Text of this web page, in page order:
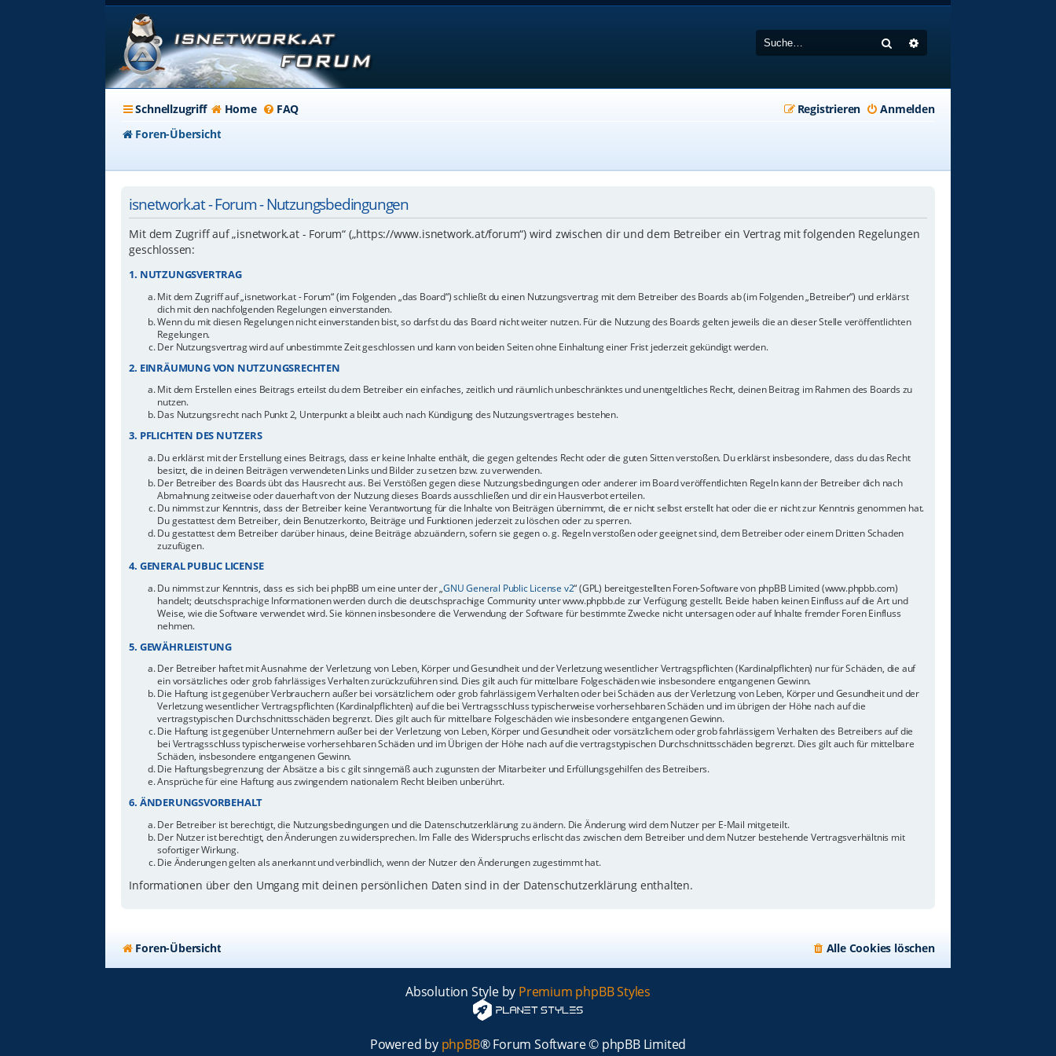
Suche
Schnellzugriff Home FAQ Anmelden
Registrieren
Foren-Übersicht
isnetwork.at - Forum - Nutzungsbedingungen
Mit dem Zugriff auf „isnetwork.at - Forum“ („https://www.isnetwork.at/forum“) wird zwischen dir und dem Betreiber ein Vertrag mit folgenden Regelungen
geschlossen:
1. NUTZUNGSVERTRAG
Mit dem Zugriff auf „isnetwork.at - Forum“ (im Folgenden „das Board“) schließt du einen Nutzungsvertrag mit dem Betreiber des Boards ab (im Folgenden „Betreiber“) und erklärst
dich mit den nachfolgenden Regelungen einverstanden.
Wenn du mit diesen Regelungen nicht einverstanden bist, so darfst du das Board nicht weiter nutzen. Für die Nutzung des Boards gelten jeweils die an dieser Stelle veröffentlichten
Regelungen.
Der Nutzungsvertrag wird auf unbestimmte Zeit geschlossen und kann von beiden Seiten ohne Einhaltung einer Frist jederzeit gekündigt werden.
2. EINRÄUMUNG VON NUTZUNGSRECHTEN
Mit dem Erstellen eines Beitrags erteilst du dem Betreiber ein einfaches, zeitlich und räumlich unbeschränktes und unentgeltliches Recht, deinen Beitrag im Rahmen des Boards zu
nutzen.
Das Nutzungsrecht nach Punkt 2, Unterpunkt a bleibt auch nach Kündigung des Nutzungsvertrages bestehen.
3. PFLICHTEN DES NUTZERS
Du erklärst mit der Erstellung eines Beitrags, dass er keine Inhalte enthält, die gegen geltendes Recht oder die guten Sitten verstoßen. Du erklärst insbesondere, dass du das Recht
besitzt, die in deinen Beiträgen verwendeten Links und Bilder zu setzen bzw. zu verwenden.
Der Betreiber des Boards übt das Hausrecht aus. Bei Verstößen gegen diese Nutzungsbedingungen oder anderer im Board veröffentlichten Regeln kann der Betreiber dich nach
Abmahnung zeitweise oder dauerhaft von der Nutzung dieses Boards ausschließen und dir ein Hausverbot erteilen.
Du nimmst zur Kenntnis, dass der Betreiber keine Verantwortung für die Inhalte von Beiträgen übernimmt, die er nicht selbst erstellt hat oder die er nicht zur Kenntnis genommen hat.
Du gestattest dem Betreiber, dein Benutzerkonto, Beiträge und Funktionen jederzeit zu löschen oder zu sperren.
Du gestattest dem Betreiber darüber hinaus, deine Beiträge abzuändern, sofern sie gegen o. g. Regeln verstoßen oder geeignet sind, dem Betreiber oder einem Dritten Schaden
zuzufügen.
4. GENERAL PUBLIC LICENSE
Du nimmst zur Kenntnis, dass es sich bei phpBB um eine unter der „GNU General Public License v2“ (GPL) bereitgestellten Foren-Software von phpBB Limited (www.phpbb.com)
handelt; deutschsprachige Informationen werden durch die deutschsprachige Community unter www.phpbb.de zur Verfügung gestellt. Beide haben keinen Einfluss auf die Art und
Weise, wie die Software verwendet wird. Sie können insbesondere die Verwendung der Software für bestimmte Zwecke nicht untersagen oder auf Inhalte fremder Foren Einfluss
nehmen.
5. GEWÄHRLEISTUNG
Der Betreiber haftet mit Ausnahme der Verletzung von Leben, Körper und Gesundheit und der Verletzung wesentlicher Vertragspflichten (Kardinalpflichten) nur für Schäden, die auf
ein vorsätzliches oder grob fahrlässiges Verhalten zurückzuführen sind. Dies gilt auch für mittelbare Folgeschäden wie insbesondere entgangenen Gewinn.
Die Haftung ist gegenüber Verbrauchern außer bei vorsätzlichem oder grob fahrlässigem Verhalten oder bei Schäden aus der Verletzung von Leben, Körper und Gesundheit und der
Verletzung wesentlicher Vertragspflichten (Kardinalpflichten) auf die bei Vertragsschluss typischerweise vorhersehbaren Schäden und im übrigen der Höhe nach auf die
vertragstypischen Durchschnittsschäden begrenzt. Dies gilt auch für mittelbare Folgeschäden wie insbesondere entgangenen Gewinn.
Die Haftung ist gegenüber Unternehmern außer bei der Verletzung von Leben, Körper und Gesundheit oder vorsätzlichem oder grob fahrlässigem Verhalten des Betreibers auf die
bei Vertragsschluss typischerweise vorhersehbaren Schäden und im Übrigen der Höhe nach auf die vertragstypischen Durchschnittsschäden begrenzt. Dies gilt auch für mittelbare
Schäden, insbesondere entgangenen Gewinn.
Die Haftungsbegrenzung der Absätze a bis c gilt sinngemäß auch zugunsten der Mitarbeiter und Erfüllungsgehilfen des Betreibers.
Ansprüche für eine Haftung aus zwingendem nationalem Recht bleiben unberührt.
6. ÄNDERUNGSVORBEHALT
Der Betreiber ist berechtigt, die Nutzungsbedingungen und die Datenschutzerklärung zu ändern. Die Änderung wird dem Nutzer per E-Mail mitgeteilt.
Der Nutzer ist berechtigt, den Änderungen zu widersprechen. Im Falle des Widerspruchs erlischt das zwischen dem Betreiber und dem Nutzer bestehende Vertragsverhältnis mit
sofortiger Wirkung.
Die Änderungen gelten als anerkannt und verbindlich, wenn der Nutzer den Änderungen zugestimmt hat.
Informationen über den Umgang mit deinen persönlichen Daten sind in der Datenschutzerklärung enthalten.
Foren-Übersicht Alle Cookies löschen
Absolution Style by Premium phpBB Styles
Powered by phpBB® Forum Software © phpBB Limited